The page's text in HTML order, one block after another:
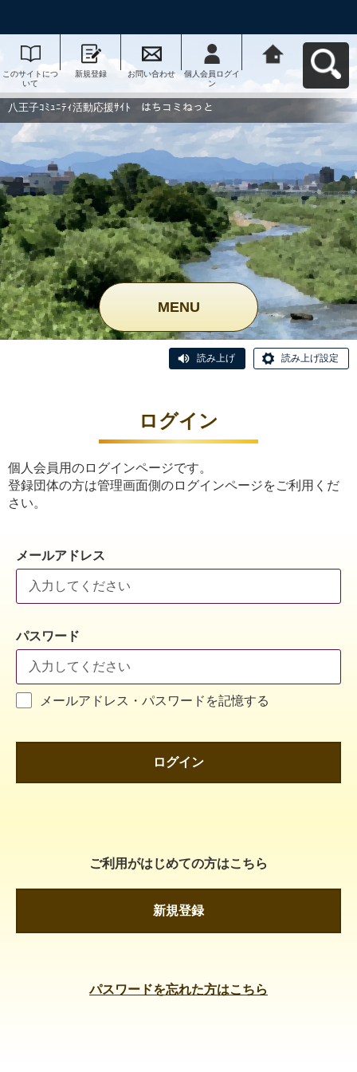
このサイトにつ
いて
新規登録 お問い合わせ
個人会員ログイ
ン
動応援ｻｲﾄ はち
コミねっとへ戻
八王子ｺﾐｭﾆﾃｨ活動応援ｻｲﾄ はちコミねっと
MENU
読み上げ 読み上げ設定
ログイン
個人会員用のログインページです。
登録団体の方は管理画面側のログインページをご利用くだ
さい。
メールアドレス
パスワード
メールアドレス・パスワードを記憶する
ログイン
ご利用がはじめての方はこちら
新規登録
パスワードを忘れた方はこちら